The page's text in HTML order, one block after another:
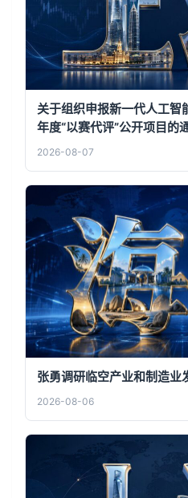
关于组织申报新一代人工
年度“以赛代评”公开项目的
2026-08-07
张勇调研临空产业和制造业
2026-08-06